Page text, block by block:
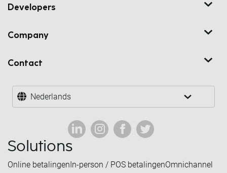
Developers
Company
Contact
Nederlands
Solutions
Online betalingenIn-person / POS betalingenOmnichannel